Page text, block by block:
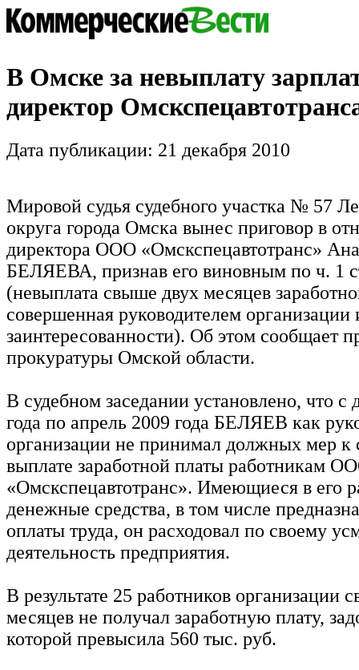
В Омске за невыплату
директор
Дата публикации: 21 декабря 2010
Мировой судья судебного участка № 57
округа города Омска вынес приговор в
директора ООО «Омскспецавтотранс»
БЕЛЯЕВА, признав его виновным по ч. 1
(невыплата свыше двух месяцев
совершенная руководителем
заинтересованности). Об этом сообщает
прокуратуры Омской области.
В судебном заседании установлено, что с
года по апрель 2009 года БЕЛЯЕВ как
организации не принимал должных мер к
выплате заработной платы работникам
«Омскспецавтотранс». Имеющиеся в его
денежные средства, в том числе
оплаты труда, он расходовал по своему
деятельность предприятия.
В результате 25 работников организации
месяцев не получал заработную плату,
которой превысила 560 тыс. руб.